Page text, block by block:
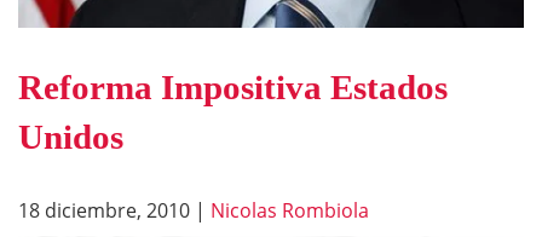
Reforma Impositiva Estados
Unidos
18 diciembre, 2010 | Nicolas Rombiola